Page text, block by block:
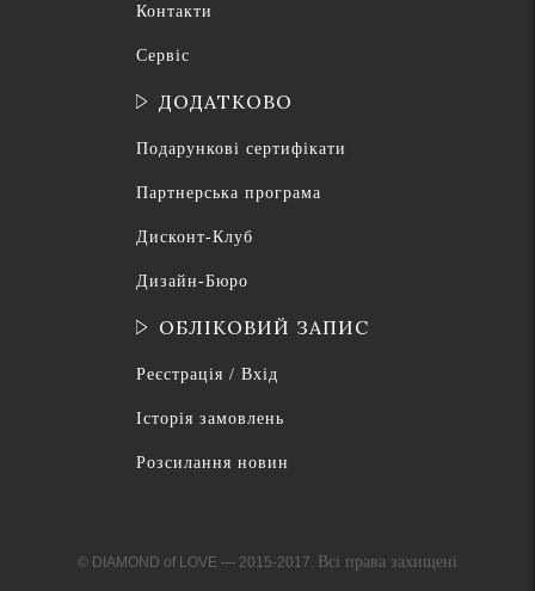
Контакти
Сервіс
ДОДАТКОВО
Подарункові сертифікати
Партнерська програма
Дисконт-Клуб
Дизайн-Бюро
ОБЛІКОВИЙ ЗАПИС
Реєстрація / Вхід
Історія замовлень
Розсилання новин
© DIAMOND of LOVE — 2015-2017. Всі права захищені